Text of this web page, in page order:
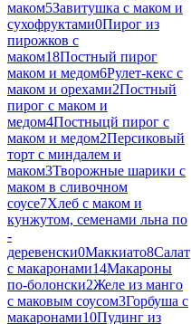
маком5Завитушка с маком и
сухофруктами0Пирог из
пирожков с
маком18Постный пирог
маком и медом6Рулет-кекс с
маком и орехами2Постный
пирог с маком и
медом4Постныцй пирог с
маком и медом2Персиковый
торт с миндалем и
маком3Творожные шарики с
маком в сливочном
соусе7Хлеб с маком и
кунжутом, семенами льна по
-
деревенски0Маккиато8Салат
с макаронами14Макароны
по-болонски2Желе из манго
с маковым соусом3Горбуша с
макаронами10Пудинг из